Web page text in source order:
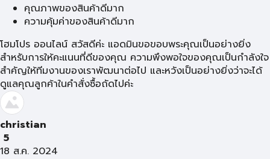
คุณภาพของสินค้าดีมาก
ความคุ้มค่าของสินค้าดีมาก
โฮมโปร ออนไลน์ สวัสดีค่ะ แอดมินขอขอบพระคุณเป็นอย่างยิ่ง
สำหรับการให้คะแนนที่ดีของคุณ ความพึงพอใจของคุณเป็นกำลังใจ
สำคัญให้ทีมงานของเราพัฒนาต่อไป และหวังเป็นอย่างยิ่งว่าจะได้
ดูแลคุณลูกค้าในคำสั่งซื้อถัดไปค่ะ
christian
5
18 ส.ค. 2024